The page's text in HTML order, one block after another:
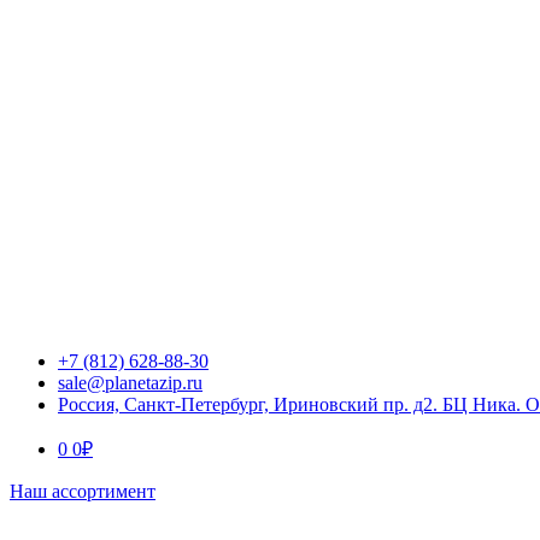
+7 (812) 628-88-30
sale@planetazip.ru
Россия, Санкт-Петербург, Ириновский пр. д2. БЦ Ника.
0 0₽
Наш ассортимент